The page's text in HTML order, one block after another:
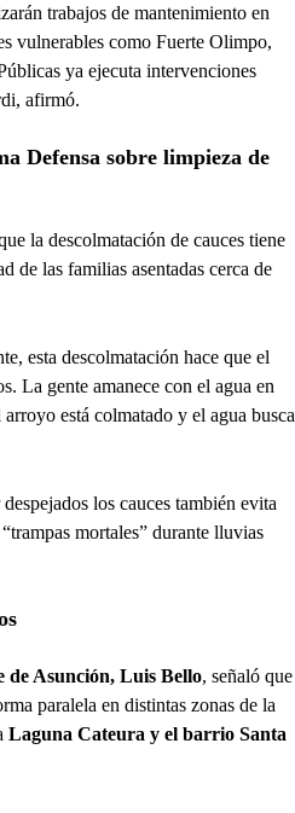
trabajos de mantenimiento en
vulnerables como Fuerte Olimpo,
ya ejecuta intervenciones
afirmó.
Defensa sobre limpieza de
la descolmatación de cauces tiene
de las familias asentadas cerca de
esta descolmatación hace que el
La gente amanece con el agua en
está colmatado y el agua busca
los cauces también evita
mortales” durante lluvias
de Asunción, Luis Bello, señaló que
paralela en distintas zonas de la
Laguna Cateura y el barrio Santa